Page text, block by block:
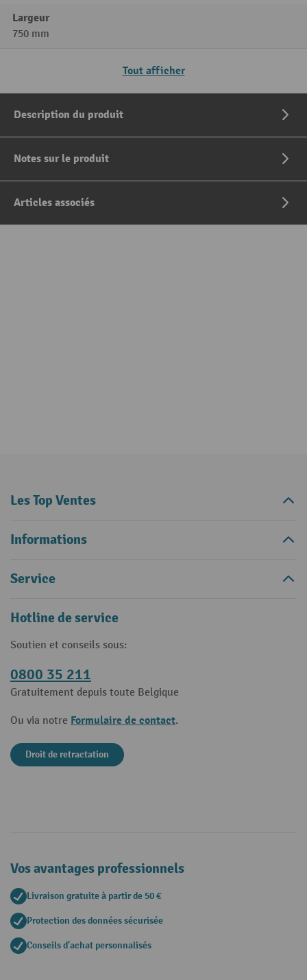
Largeur
750 mm
Tout afficher
Description du produit
Notes sur le produit
Articles associés
Les Top Ventes
Informations
Service
Hotline de service
Soutien et conseils sous:
0800 35 211
Gratuitement depuis toute Belgique
Ou via notre Formulaire de contact.
Droit de retractation
Vos avantages professionnels
Livraison gratuite à partir de 50 €
Protection des données sécurisée
Conseils d'achat personnalisés